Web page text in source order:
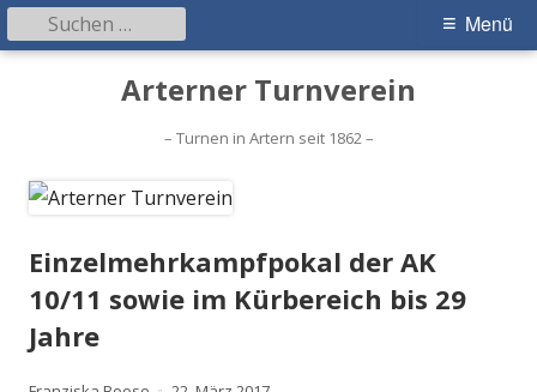
Arterner Turnverein
– Turnen in Artern seit 1862 –
Primäres
Menü
Suchen
nach:
Einzelmehrkampfpokal der AK
10/11 sowie im Kürbereich bis 29
Jahre